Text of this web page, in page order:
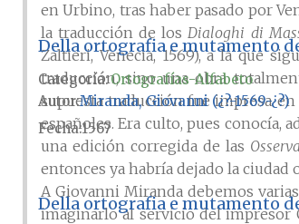
en Urbino, tras haber pasado por
la traducción de losDialoghi di
Zaltieri, Venecia, 1569), a la que
traducción, sino una obra
supuesta traducción fue impresa
españoles. Era culto, pues conocía,
una edición corregida de las
entonces ya habría dejado la ciudad
A Giovanni Miranda debemos
imaginarlo al servicio del impresor
Della ortografia e mutamento
Categoría:Ortografías-Alfabeto
Autor Miranda, Giovanni (¿?-1569-¿?)
Fecha1567
Della ortografia e mutamento